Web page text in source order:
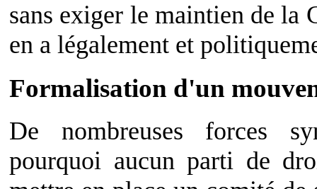
sans exiger le maintien de la
en a légalement et
Formalisation d'un
De nombreuses forces
pourquoi aucun parti de